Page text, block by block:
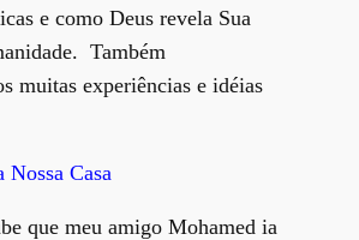
e como Deus revela Sua
Também
muitas experiências e idéias
Nossa Casa
que meu amigo Mohamed ia